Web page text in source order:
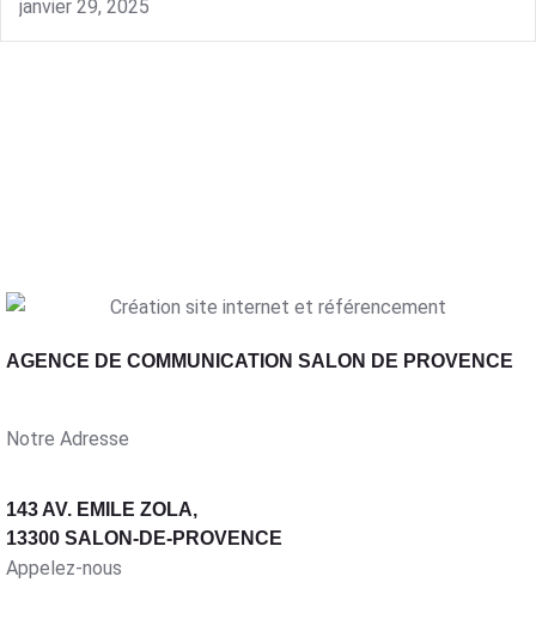
janvier 29, 2025
AGENCE DE COMMUNICATION SALON DE PROVENCE
Notre Adresse
143 AV. EMILE ZOLA,
13300 SALON-DE-PROVENCE
Appelez-nous